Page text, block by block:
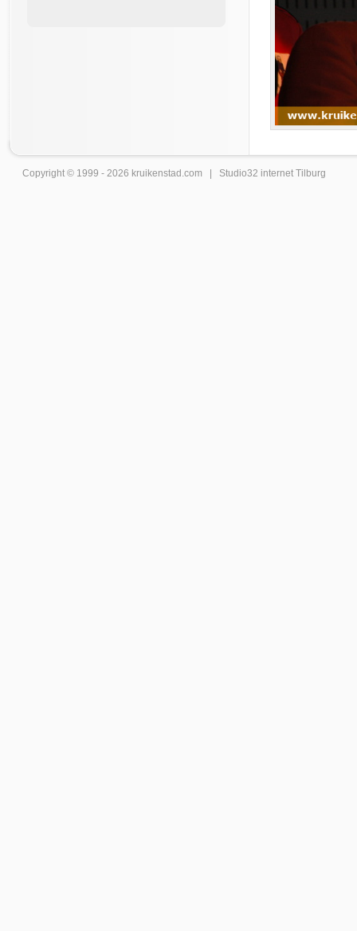
Copyright © 1999 - 2026 kruikenstad .com | Studio32 internet Tilburg